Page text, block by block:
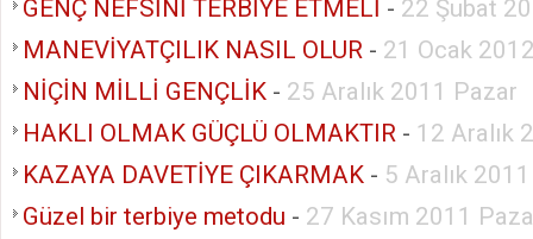
GENÇ NEFSİNİ TERBİYE ETMELİ - 22 Şubat
MANEVİYATÇILIK NASIL OLUR - 21 Ocak
NİÇİN MİLLİ GENÇLİK - 25 Aralık 2011 Pazar
HAKLI OLMAK GÜÇLÜ OLMAKTIR - 12 Aralık
KAZAYA DAVETİYE ÇIKARMAK - 5 Aralık
Güzel bir terbiye metodu - 27 Kasım 2011